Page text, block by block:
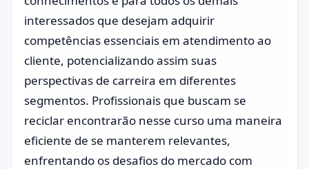
interessados que desejam adquirir
competências essenciais em atendimento ao
cliente, potencializando assim suas
perspectivas de carreira em diferentes
segmentos. Profissionais que buscam se
reciclar encontrarão nesse curso uma maneira
eficiente de se manterem relevantes,
enfrentando os desafios do mercado com